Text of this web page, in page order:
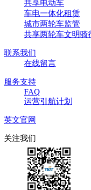
共享电动车
车电一体化租赁
城市两轮车监管
共享两轮车文明骑
联系我们
在线留言
服务支持
FAQ
运营引航计划
英文官网
关注我们